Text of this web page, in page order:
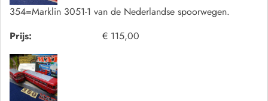
354=Marklin 3051-1 van de Nederlandse spoorwegen.
Prijs:
€ 115,00